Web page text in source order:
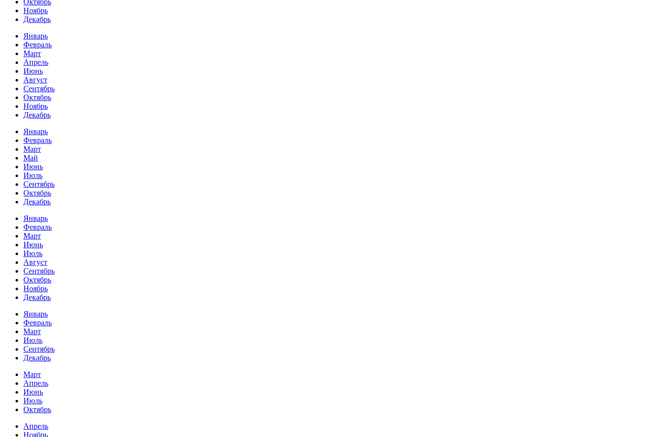
Ноябрь
Декабрь
Январь
Февраль
Март
Апрель
Июнь
Август
Сентябрь
Октябрь
Ноябрь
Декабрь
Январь
Февраль
Март
Май
Июнь
Июль
Сентябрь
Октябрь
Декабрь
Январь
Февраль
Март
Июнь
Июль
Август
Сентябрь
Октябрь
Ноябрь
Декабрь
Январь
Февраль
Март
Июль
Сентябрь
Декабрь
Март
Апрель
Июнь
Июль
Октябрь
Апрель
Ноябрь